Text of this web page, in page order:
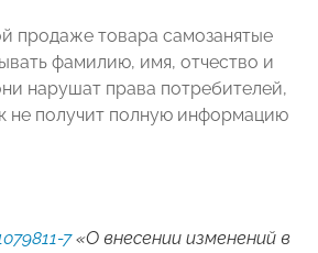
продаже товара самозанятые
фамилию, имя, отчество и
нарушат права потребителей,
не получит полную информацию
7«О внесении изменений в